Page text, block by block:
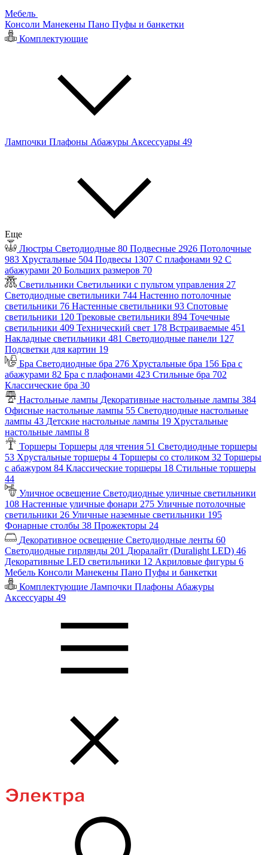
Мебель
Консоли Манекены Пано Пуфы и банкетки
Комплектующие
Лампочки Плафоны Абажуры Аксессуары 49
Еще
Люстры Светодиодные 80 Подвесные 2926 Потолочные
983 Хрустальные 504 Подвесы 1307 С плафонами 92 С
абажурами 20 Больших размеров 70
Светильники Светильники с пультом управления 27
Светодиодные светильники 744 Настенно потолочные
светильники 76 Настенные светильники 93 Спотовые
светильники 120 Трековые светильники 894 Точечные
светильники 409 Технический свет 178 Встраиваемые 451
Накладные светильники 481 Светодиодные панели 127
Подсветки для картин 19
Бра Светодиодные бра 276 Хрустальные бра 156 Бра с
абажурами 82 Бра с плафонами 423 Стильные бра 702
Классические бра 30
Настольные лампы Декоративные настольные лампы 384
Офисные настольные лампы 55 Светодиодные настольные
лампы 43 Детские настольные лампы 19 Хрустальные
настольные лампы 8
Торшеры Торшеры для чтения 51 Светодиодные торшеры
53 Хрустальные торшеры 4 Торшеры со столиком 32 Торшеры
с абажуром 84 Классические торшеры 18 Стильные торшеры
44
Уличное освещение Светодиодные уличные светильники
108 Настенные уличные фонари 275 Уличные потолочные
светильники 26 Уличные наземные светильники 195
Фонарные столбы 38 Прожекторы 24
Декоративное освещение Светодиодные ленты 60
Светодиодные гирлянды 201 Дюралайт (Duralight LED) 46
Декоративные LED светильники 12 Акриловые фигуры 6
Мебель Консоли Манекены Пано Пуфы и банкетки
Комплектующие Лампочки Плафоны Абажуры
Аксессуары 49